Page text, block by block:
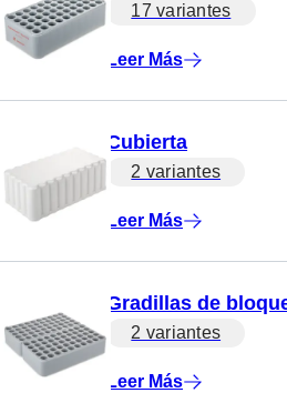
17 variantes
Leer Más
Cubierta
2 variantes
Leer Más
Gradillas de
2 variantes
Leer Más